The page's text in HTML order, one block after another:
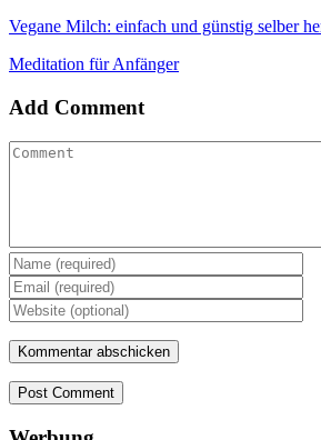
Vegane Milch: einfach und günstig selber
Meditation für Anfänger
Add Comment
Post Comment